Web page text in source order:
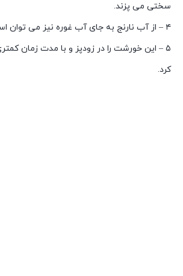
سختی می پزند.
۴ – از آب نارنج به جای آب غوره نیز می توان استفاده کرد.
۵ – این خورشت را در زودپز و با مدت زمان
کرد.